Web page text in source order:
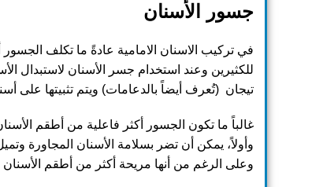
جسور الأسنان
في تركيب الاسنان الامامية عادةً ما تكلف الجسور
للكثيرين وعند استخدام جسر الأسنان لاستبدال
تيجان (تُعرف أيضاً بالدعامات) ويتم تثبيتها على
غالباً ما تكون الجسور أكثر فاعلية من أطقم
وأولاً، يمكن أن تضر بسلامة الأسنان المجاورة
وعلى الرغم من أنها مريحة أكثر من أطقم الأسنان